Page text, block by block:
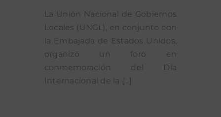
La Unión Nacional de Gobiernos
Locales (UNGL), en conjunto con
la Embajada de Estados Unidos,
organizó un foro en
conmemoración del Día
Internacional de la [...]